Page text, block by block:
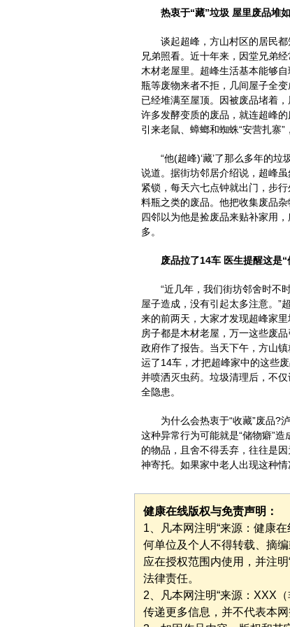
热衷于“藏”垃圾 屋里废品堆
谈起超峰，方山村区的居民都
兄弟照看。近十年来，因堂兄弟
木材老屋里。超峰生活基本能够
瓶等废物来者不拒，几间屋子全
已经堆满至屋顶。因被废品堵着
许多发酵变质的废品，就连超峰
引来老鼠、蟑螂和蜘蛛“安营扎寨”
“他(超峰)‘藏’了那么多年的垃
说道。据街坊邻居介绍说，超峰
紧锁，每天六七点钟就出门，步
料瓶之类的废品。他把收集废品
四邻以为他是捡废品来贴补家用
多。
废品拉了14车 医生提醒这是“
“近几年，我们街坊邻舍时不时
屋子造成，没有引起太多注意。”
来的前两天，大家才发现超峰家
房子都是木材老屋，万一这些废
政府作了报告。当天下午，方山
运了14车，才把超峰家中的这些
并喷洒灭虫药。垃圾清理后，不
全隐患。
为什么会热衷于“收藏”废品?泸
这种异常行为可能就是“储物癖”
的物品，且舍不得丢弃，往往是
神寄托。如果家中老人出现这种情
健康在线版权与免责声明：
1、凡本网注明“来源：健康
何单位及个人不得转载、摘
应在授权范围内使用，并注
法律责任。
2、凡本网注明“来源：XXX
传递更多信息，并不代表本